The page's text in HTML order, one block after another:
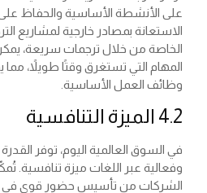
على الأنشطة الأساسية والحفاظ على
الاستعانة بمصادر خارجية لمشاريع
الخاصة من خلال ترجمات سريعة،
المهام التي تستغرق وقتًا طويلاً،
وظائف العمل الأساسية.
4.2 الميزة التنافسية
في السوق العالمية اليوم، توفر
وفعالية عبر اللغات ميزة تنافسية.
الشركات من تأسيس حضور قوي في